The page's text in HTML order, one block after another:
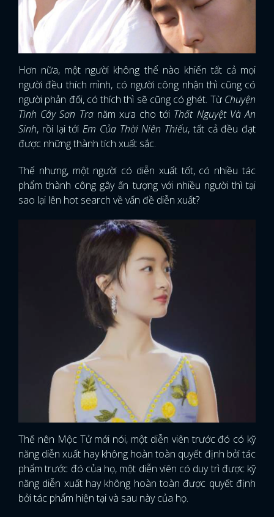
Hơn nữa, một người không thể nào khiến tất cả mọi
người đều thích mình, có người công nhận thì cũng có
người phản đối, có thích thì sẽ cũng có ghét. Từ Chuyện
Tình Cây Sơn Tra năm xưa cho tới Thất Nguyệt Và An
Sinh, rồi lại tới Em Của Thời Niên Thiếu, tất cả đều đạt
được những thành tích xuất sắc.
Thế nhưng, một người có diễn xuất tốt, có nhiều tác
phẩm thành công gây ấn tượng với nhiều người thì tại
sao lại lên hot search về vấn đề diễn xuất?
Thế nên Mộc Tử mới nói, một diễn viên trước đó có kỹ
năng diễn xuất hay không hoàn toàn quyết định bởi tác
phẩm trước đó của họ, một diễn viên có duy trì được kỹ
năng diễn xuất hay không hoàn toàn được quyết định
bởi tác phẩm hiện tại và sau này của họ.